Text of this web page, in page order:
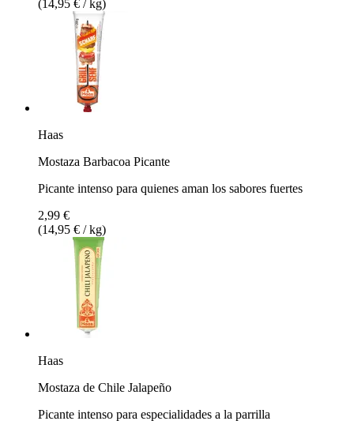
(14,95 € / kg)
Haas
Mostaza Barbacoa Picante
Picante intenso para quienes aman los sabores fuertes
2,99 €
(14,95 € / kg)
Haas
Mostaza de Chile Jalapeño
Picante intenso para especialidades a la parrilla